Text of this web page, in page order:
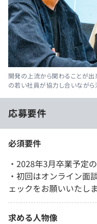
開発の上流から関わることが出
の若い社員が協力し合いながら
応募要件
必須要件
・2028年3月卒業予定
・初回はオンライン
ェックをお願いいたしま
求める人物像